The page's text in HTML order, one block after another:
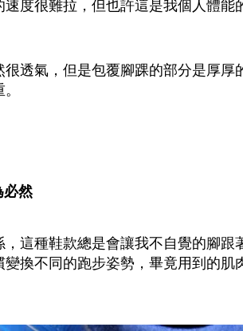
度很難拉，但也許這是我個人體能
很透氣，但是包覆腳踝的部分是厚厚
必然
這種鞋款總是會讓我不自覺的腳
換不同的跑步姿勢，畢竟用到的